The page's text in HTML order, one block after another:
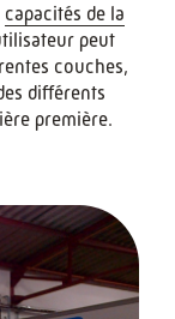
capacités de la
peut
couches,
différents
première.